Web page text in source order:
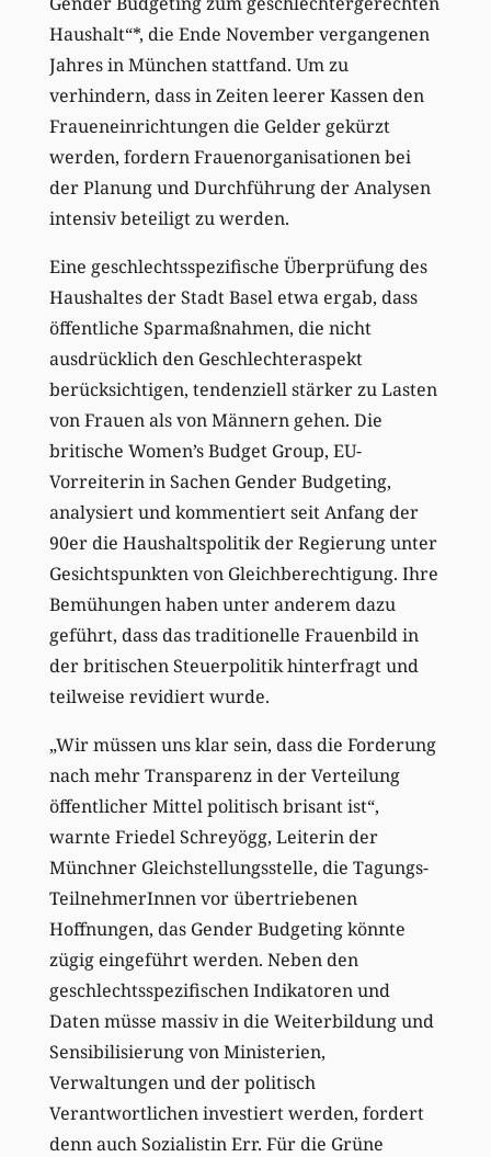
Haushalt“*, die Ende November vergangenen
Jahres in München stattfand. Um zu
verhindern, dass in Zeiten leerer Kassen den
Fraueneinrichtungen die Gelder gekürzt
werden, fordern Frauenorganisationen bei
der Planung und Durchführung der Analysen
intensiv beteiligt zu werden.
Eine geschlechtsspezifische Überprüfung des
Haushaltes der Stadt Basel etwa ergab, dass
öffentliche Sparmaßnahmen, die nicht
ausdrücklich den Geschlechteraspekt
berücksichtigen, tendenziell stärker zu Lasten
von Frauen als von Männern gehen. Die
britische Women’s Budget Group, EU-
Vorreiterin in Sachen Gender Budgeting,
analysiert und kommentiert seit Anfang der
90er die Haushaltspolitik der Regierung unter
Gesichtspunkten von Gleichberechtigung. Ihre
Bemühungen haben unter anderem dazu
geführt, dass das traditionelle Frauenbild in
der britischen Steuerpolitik hinterfragt und
teilweise revidiert wurde.
„Wir müssen uns klar sein, dass die Forderung
nach mehr Transparenz in der Verteilung
öffentlicher Mittel politisch brisant ist“,
warnte Friedel Schreyögg, Leiterin der
Münchner Gleichstellungsstelle, die Tagungs-
TeilnehmerInnen vor übertriebenen
Hoffnungen, das Gender Budgeting könnte
zügig eingeführt werden. Neben den
geschlechtsspezifischen Indikatoren und
Daten müsse massiv in die Weiterbildung und
Sensibilisierung von Ministerien,
Verwaltungen und der politisch
Verantwortlichen investiert werden, fordert
denn auch Sozialistin Err. Für die Grüne